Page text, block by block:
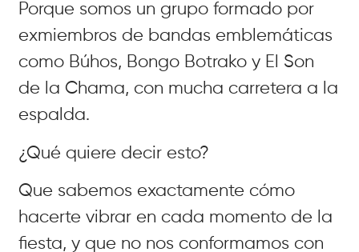
Porque somos un grupo formado por
exmiembros de bandas emblemáticas
como Búhos, Bongo Botrako y El Son
de la Chama, con mucha carretera a la
espalda.
¿Qué quiere decir esto?
Que sabemos exactamente cómo
hacerte vibrar en cada momento de la
fiesta, y que no nos conformamos con